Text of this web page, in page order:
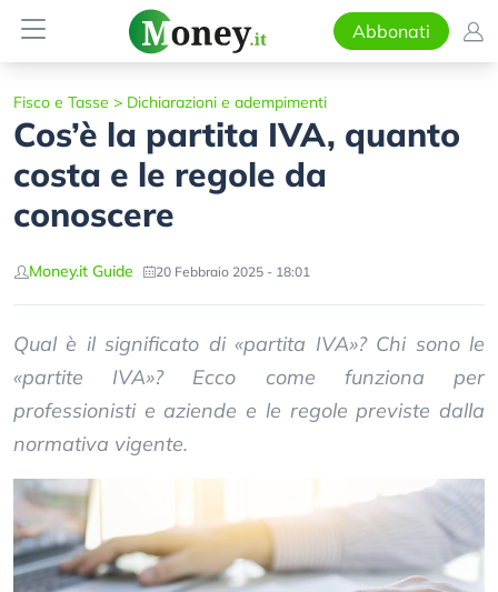
Abbonati
Fisco e Tasse > Dichiarazioni e adempimenti
Cos’è la partita IVA, quanto
costa e le regole da
conoscere
Money.it Guide 20 Febbraio 2025 - 18:01
Qual è il significato di «partita IVA»? Chi sono le
«partite IVA»? Ecco come funziona per
professionisti e aziende e le regole previste dalla
normativa vigente.